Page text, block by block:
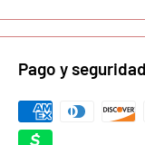
Pago y seguridad